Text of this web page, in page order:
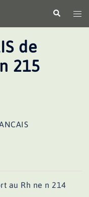
le
de
215
au Rh ne n 214